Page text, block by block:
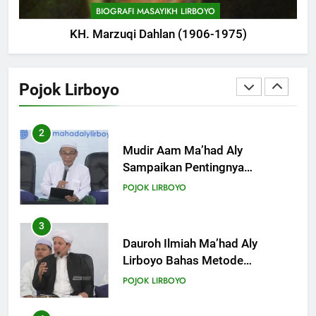
BIOGRAFI MASAYIKH LIRBOYO
KH. Marzuqi Dahlan (1906-1975)
Pojok Lirboyo
Mudir Aam Ma’had Aly
Sampaikan Pentingnya
Mempelajari Ilmu Hadis Dalam
3
Dauroh Ilmiah Ma’had Aly
Lirboyo Bahas Metode
Ahlusunnah dalam
POJOK LIRBOYO
4
Dauroh Ilmiah & Sanadan Kitab
Al-Arbain an-Nawawy bersama
As-Syaikh Dr. Yasir Al-Adny
POJOK LIRBOYO